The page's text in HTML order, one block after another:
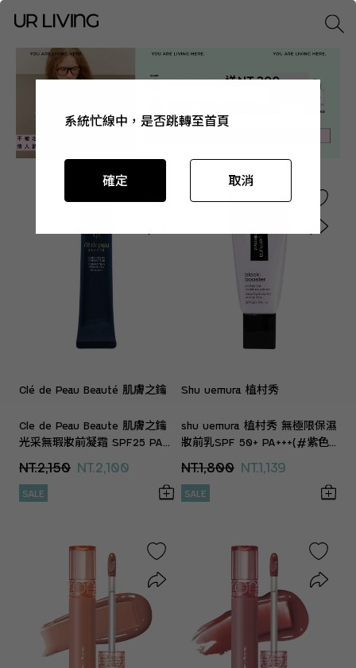
Clé de Peau Beauté 肌膚之鑰
Cle de Peau Beaute 肌膚之鑰
光采無瑕妝前凝霜 SPF25 PA++
NT.2,150 NT.2,100
SALE
Shu uemura 植村秀
shu uemura 植村秀 無極限保濕
妝前乳SPF 50+ PA+++(#紫色)
NT.1,800 NT.1,139
SALE
系統忙線中，是否跳轉至首頁
確定 取消
系統忙線中，是否跳轉至首頁
確定 取消
系統忙線中，是否跳轉至首頁
確定 取消
系統忙線中，是否跳轉至首頁
確定 取消